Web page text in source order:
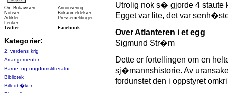
Om Bokavisen
Annonsering
Notiser
Bokanmeldelser
Artikler
Pressemeldinger
Lenker
Twitter
Facebook
Kategorier:
2. verdens krig
Arrangementer
Barne- og ungdomslitteratur
Bibliotek
Billedb�ker
Utrolig nok s� gjorde 4 staute
Egget var lite, det var
Over Atlanteren i et egg
Sigmund Str�m
Dette er fortellingen om en
sj�mannshistorie. Av
fordunstet den i oppstyret